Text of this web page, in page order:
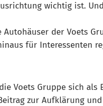
wichtig ist.
Autohäuser der Voets
für Interessenten
die Voets Gruppe sich
zur Aufklärung